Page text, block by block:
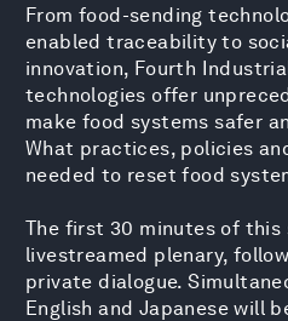
From food-sending
enabled traceability to
innovation, Fourth
technologies offer
make food systems safer
What practices, policies
needed to reset food
The first 30 minutes of this
livestreamed plenary,
private dialogue.
English and Japanese will